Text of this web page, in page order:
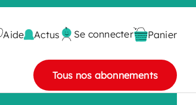
Aide Actus Se connecter Panier
Tous nos abonnements